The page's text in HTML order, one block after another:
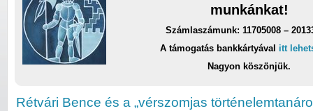
munkánkat!
Számlaszámunk: 11705008 –
A támogatás bankkártyával itt
Nagyon köszönjük.
Rétvári Bence és a „vérszomjas